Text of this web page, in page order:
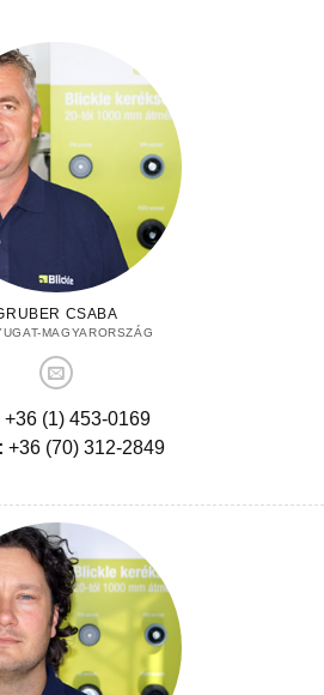
CSABA
MAGYARORSZÁG
+36 (1) 453-0169
+36 (70) 312-2849